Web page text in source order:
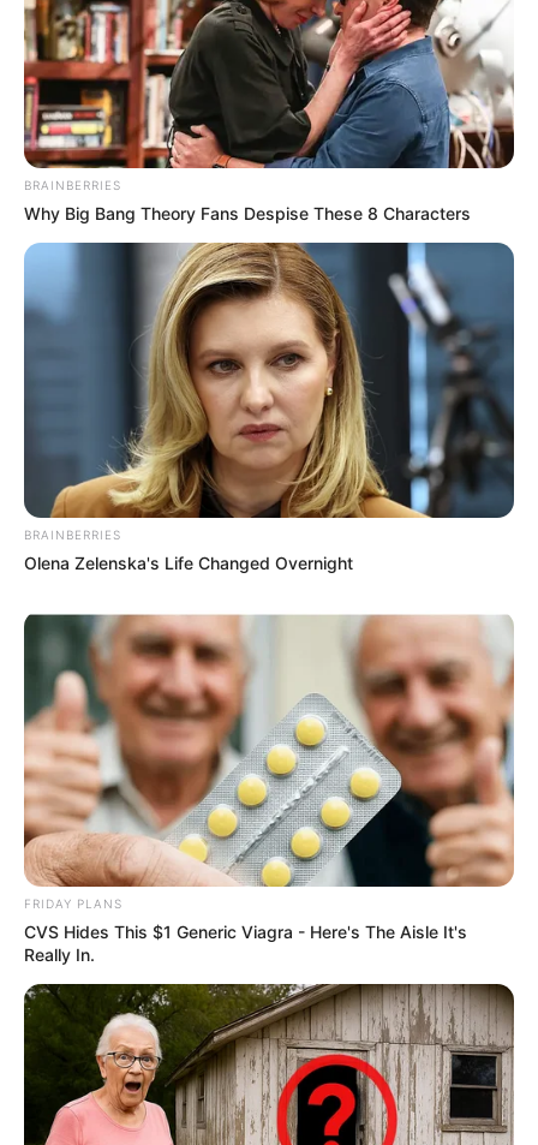
Погода
Ужгород
влажность:
давление:
ветер:
Погода на 10 дней от sinoptik.ua
Новини
Попит на нерухомість в Ужгороді зростає –
аналітика девелопера підтверджує
BRAINBERRIES
Why Big Bang Theory Fans Despise These 8 Characters
BRAINBERRIES
Olena Zelenska's Life Changed Overnight
FRIDAY PLANS
CVS Hides This $1 Generic Viagra - Here's The Aisle It's
Really In.